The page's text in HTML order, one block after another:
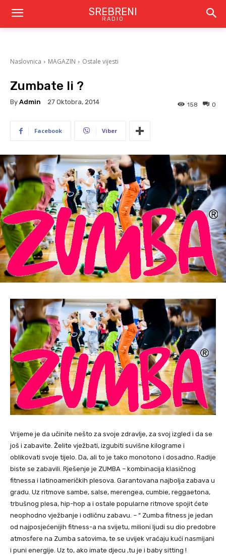
SREBRENI
RADIO
Naslovnica MAGAZIN Ostale vijesti
Zumbate li ?
By Admin 27 Oktobra, 2014 0
158
Facebook Viber
Vrijeme je da učinite nešto za svoje zdravlje, za svoj izgled i da se
još i zabavite. Želite vježbati, izgubiti suvišne kilograme i
oblikovati svoje tijelo. Da, ali to je tako monotono i dosadno. Radije
biste se zabavili. Rješenje je ZUMBA – kombinacija klasičnog
fitnessa i latinoameričkih plesova. Garantovana najbolja zabava u
gradu. Uz ritmove sambe, salse, merengea, cumbie, reggaetona,
trbušnog plesa, hip-hop a i ostale popularne ritmove spojit ćete
neophodno vježbanje i odličnu zabavu. – “ Zumba fitness je jedan
od najposjećenijih fitness-a na svijetu, milioni ljudi su dio predobre
atmosfere na Zumba satovima, te se uvijek vraćaju kući nasmijani
i puni energije. Uz to, ako imate djecu ,tu je i baby sitting !